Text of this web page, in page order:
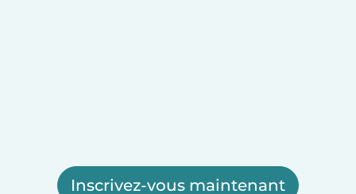
Inscrivez-vous maintenant